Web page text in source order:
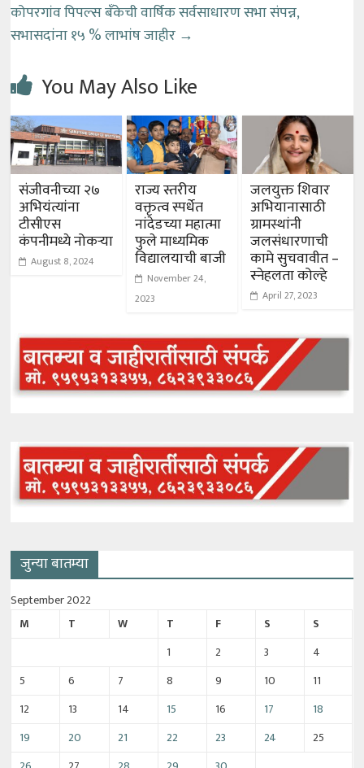
कोपरगांव पिपल्स बँकेची वार्षिक सर्वसाधारण सभा संपन्न,
सभासदांना १५ % लाभांष जाहीर →
You May Also Like
संजीवनीच्या २७
अभियंत्यांना
टीसीएस
कंपनीमध्ये नोकऱ्या
August 8, 2024
राज्य स्तरीय
वक्तृत्व स्पर्धेत
नांदेडच्या महात्मा
फुले माध्यमिक
विद्यालयाची बाजी
November 24,
2023
जलयुक्त शिवार
अभियानासाठी
ग्रामस्थांनी
जलसंधारणाची
कामे सुचवावीत –
स्नेहलता कोल्हे
April 27, 2023
जुन्या बातम्या
September 2022
M
T W T F S
S
1
2 3
4
5
6 7 8 9 10
11
12
13 14 15 16 17
18
19
20 21 22 23 24
25